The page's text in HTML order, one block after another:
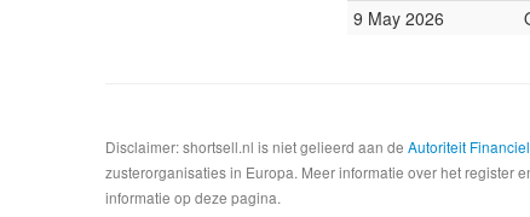
9 May 2026
Disclaimer: shortsell.nl is niet gelieerd aan de Autoriteit
zusterorganisaties in Europa. Meer informatie over het register
informatie op deze pagina.